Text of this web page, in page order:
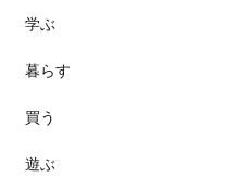
パン
スイーツ
ランチ
カフェ
学ぶ
暮らす
買う
遊ぶ